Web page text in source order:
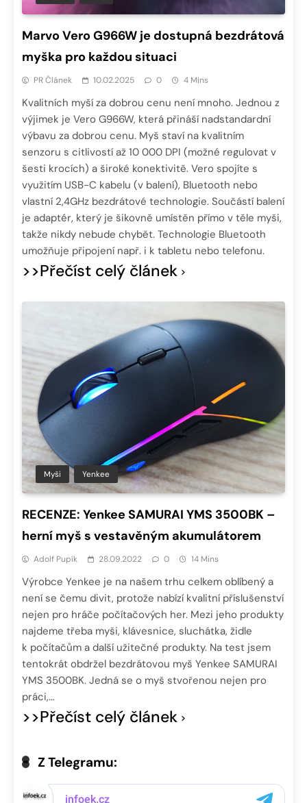
Marvo Vero G966W je dostupná bezdrátová
myška pro každou situaci
PR Článek 10.02.2025 0 4 Mins
Kvalitních myší za dobrou cenu není mnoho. Jednou z
výjimek je Vero G966W, která přináší nadstandardní
výbavu za dobrou cenu. Myš staví na kvalitním
senzoru s citlivostí až 10 000 DPI (možné regulovat v
šesti krocích) a široké konektivitě. Vero spojíte s
využitím USB-C kabelu (v balení), Bluetooth nebo
vlastní 2,4GHz bezdrátové technologie. Součástí balení
je adaptér, který je šikovně umístěn přímo v těle myši,
takže nikdy nebude chybět. Technologie Bluetooth
umožňuje připojení např. i k tabletu nebo telefonu.
>>Přečíst celý článek
Myši Yenkee
RECENZE: Yenkee SAMURAI YMS 3500BK –
herní myš s vestavěným akumulátorem
Adolf Pupík 28.09.2022 0 14 Mins
Výrobce Yenkee je na našem trhu celkem oblíbený a
není se čemu divit, protože nabízí kvalitní příslušenství
nejen pro hráče počítačových her. Mezi jeho produkty
najdeme třeba myši, klávesnice, sluchátka, židle
k počítačům a další užitečné produkty. Na test jsem
tentokrát obdržel bezdrátovou myš Yenkee SAMURAI
YMS 3500BK. Jedná se o myš stvořenou nejen pro
práci,…
>>Přečíst celý článek
Z Telegramu: